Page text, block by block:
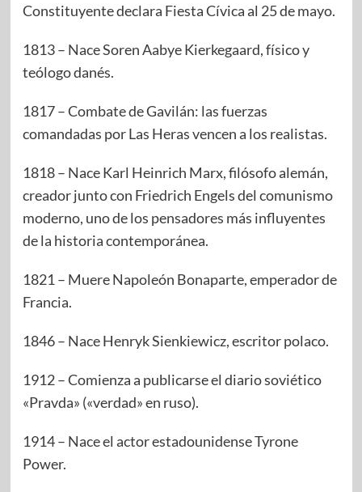
Constituyente declara Fiesta Cívica al 25 de mayo.
1813 – Nace Soren Aabye Kierkegaard, físico y
teólogo danés.
1817 – Combate de Gavilán: las fuerzas
comandadas por Las Heras vencen a los realistas.
1818 – Nace Karl Heinrich Marx, filósofo alemán,
creador junto con Friedrich Engels del comunismo
moderno, uno de los pensadores más influyentes
de la historia contemporánea.
1821 – Muere Napoleón Bonaparte, emperador de
Francia.
1846 – Nace Henryk Sienkiewicz, escritor polaco.
1912 – Comienza a publicarse el diario soviético
«Pravda» («verdad» en ruso).
1914 – Nace el actor estadounidense Tyrone
Power.